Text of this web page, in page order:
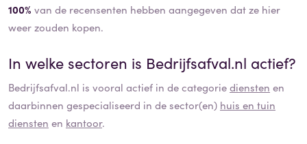
100% van de recensenten hebben aangegeven dat ze hier
weer zouden kopen.
In welke sectoren is Bedrijfsafval.nl actief?
Bedrijfsafval.nl is vooral actief in de categoriediensten en
daarbinnen gespecialiseerd in de sector(en) huis en tuin
diensten en kantoor.